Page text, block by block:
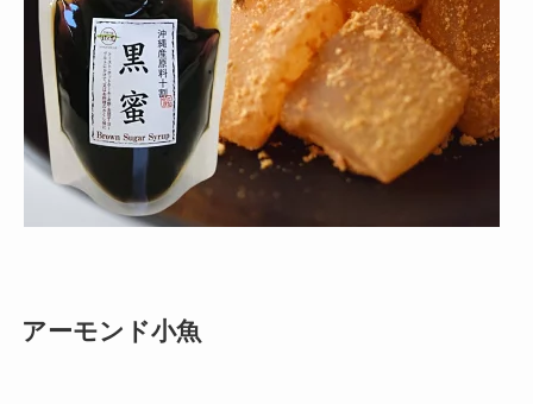
アーモンド小魚